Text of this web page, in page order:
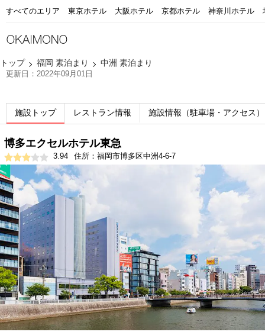
すべてのエリア 東京ホテル 大阪ホテル 京都ホテル 神奈川ホテル
トップ 福岡 素泊まり 中洲 素泊まり
更新日：2022年09月01日
施設トップ レストラン情報 施設情報（駐車場・アクセス）
博多エクセルホテル東急
3.94 住所：福岡市博多区中洲4-6-7